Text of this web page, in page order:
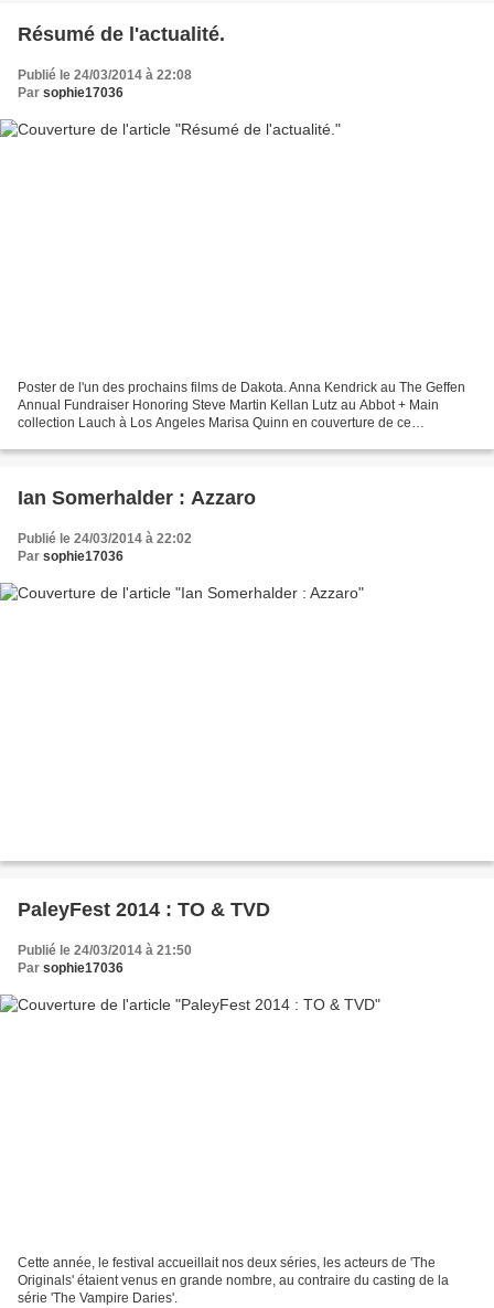
Résumé de l'actualité.
Publié le 24/03/2014 à 22:08
Par sophie17036
Poster de l'un des prochains films de Dakota. Anna Kendrick au The Geffen
Annual Fundraiser Honoring Steve Martin Kellan Lutz au Abbot + Main
collection Lauch à Los Angeles Marisa Quinn en couverture de ce
Ian Somerhalder : Azzaro
Publié le 24/03/2014 à 22:02
Par sophie17036
PaleyFest 2014 : TO & TVD
Publié le 24/03/2014 à 21:50
Par sophie17036
Cette année, le festival accueillait nos deux séries, les acteurs de 'The
Originals' étaient venus en grande nombre, au contraire du casting de la
série 'The Vampire Daries'.